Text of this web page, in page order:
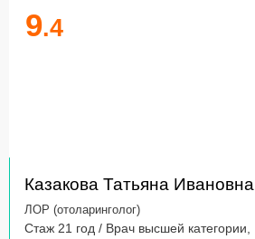
9.4
Казакова Татьяна Ивановна
ЛОР (отоларинголог)
Стаж 21 год / Врач высшей категории,